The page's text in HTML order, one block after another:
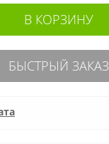
В КОРЗИНУ
БЫСТРЫЙ ЗАКАЗ